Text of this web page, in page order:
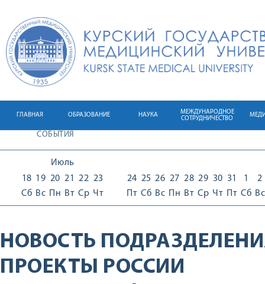
ГЛАВНАЯ ОБРАЗОВАНИЕ НАУКА
МЕЖДУНАРОДНОЕ
СОТРУДНИЧЕСТВО
СОБЫТИЯ
Июль
18
Сб
19
Вс
20
Пн
21
Вт
22
Ср
23
Чт
24
Пт
25
Сб
26
Вс
27
Пн
28
Вт
29
Ср
30
Чт
31
Пт
1
Сб
2
Вс
НОВОСТЬ
ПРОЕКТЫ РОССИИ